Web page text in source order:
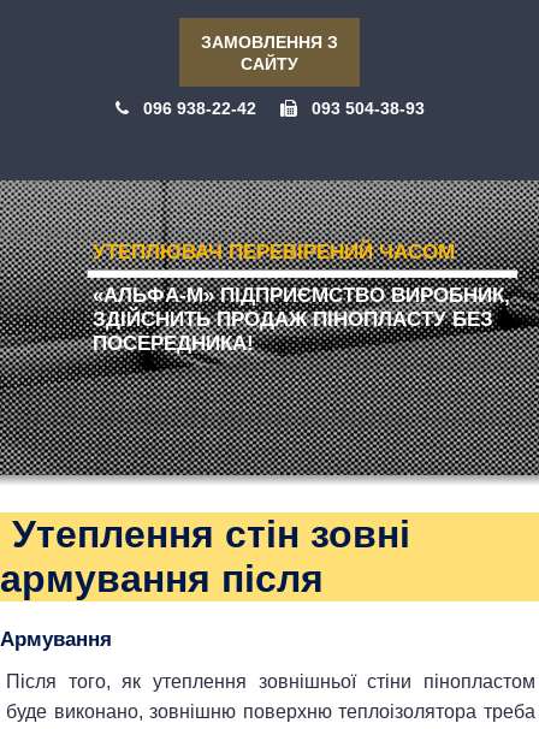
ЗАМОВЛЕННЯ З
САЙТУ
096 938-22-42 093 504-38-93
УТЕПЛЮВАЧ ПЕРЕВІРЕНИЙ ЧАСОМ
«АЛЬФА-М» ПІДПРИЄМСТВО ВИРОБНИК,
ЗДІЙСНИТЬ ПРОДАЖ ПІНОПЛАСТУ БЕЗ
ПОСЕРЕДНИКА!
Утеплення стін зовні
армування після
Армування
Після того, як утеплення зовнішньої стіни пінопластом
буде виконано, зовнішню поверхню теплоізолятора треба